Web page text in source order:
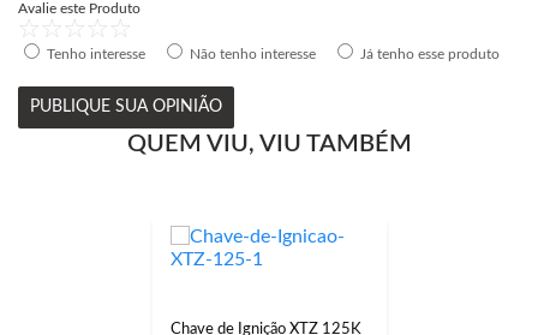
Avalie este Produto
Tenho interesse Não tenho interesse Já tenho esse produto
PUBLIQUE SUA OPINIÃO
QUEM VIU, VIU TAMBÉM
Chave de Ignição XTZ 125K